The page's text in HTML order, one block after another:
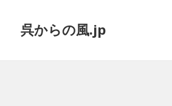
呉からの風.jp